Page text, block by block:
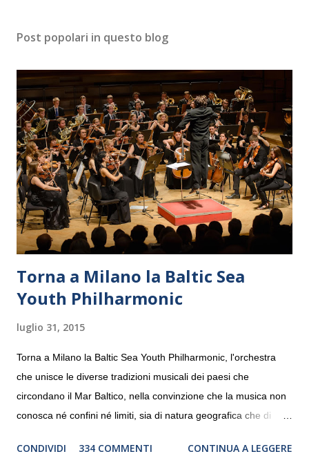
Post popolari in questo blog
Torna a Milano la Baltic Sea
Youth Philharmonic
luglio 31, 2015
Torna a Milano la Baltic Sea Youth Philharmonic, l'orchestra
che unisce le diverse tradizioni musicali dei paesi che
circondano il Mar Baltico, nella convinzione che la musica non
conosca né confini né limiti, sia di natura geografica che di
debutterà il 10 settembre a Heiden, in Germania, e toccherà, in
CONDIVIDI 334 COMMENTI CONTINUA A LEGGERE